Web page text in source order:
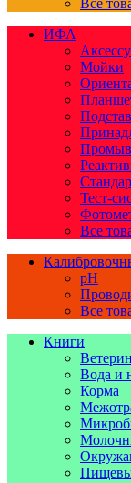
Все
ИФА
Мойки
Тест-
Все
pH
Все
Книги
Вода и
Корма